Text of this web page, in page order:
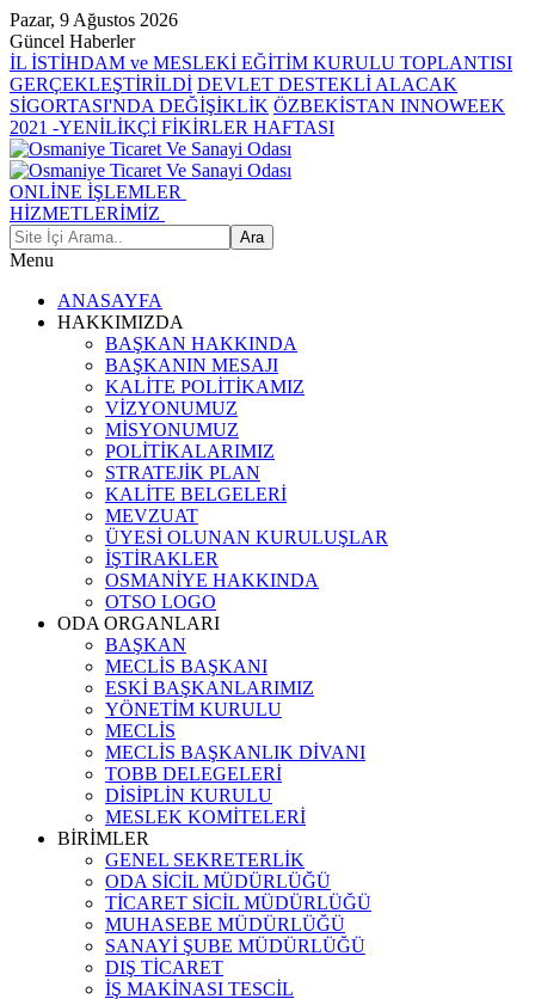
Pazar, 9 Ağustos 2026
Güncel Haberler
İL İSTİHDAM ve MESLEKİ EĞİTİM KURULU TOPLANTISI
GERÇEKLEŞTİRİLDİ DEVLET DESTEKLİ ALACAK
SİGORTASI'NDA DEĞİŞİKLİK ÖZBEKİSTAN INNOWEEK
2021 -YENİLİKÇİ FİKİRLER HAFTASI
ONLİNE İŞLEMLER
HİZMETLERİMİZ
Menu
ANASAYFA
HAKKIMIZDA
BAŞKAN HAKKINDA
BAŞKANIN MESAJI
KALİTE POLİTİKAMIZ
VİZYONUMUZ
MİSYONUMUZ
POLİTİKALARIMIZ
STRATEJİK PLAN
KALİTE BELGELERİ
MEVZUAT
ÜYESİ OLUNAN KURULUŞLAR
İŞTİRAKLER
OSMANİYE HAKKINDA
OTSO LOGO
ODA ORGANLARI
BAŞKAN
MECLİS BAŞKANI
ESKİ BAŞKANLARIMIZ
YÖNETİM KURULU
MECLİS
MECLİS BAŞKANLIK DİVANI
TOBB DELEGELERİ
DİSİPLİN KURULU
MESLEK KOMİTELERİ
BİRİMLER
GENEL SEKRETERLİK
ODA SİCİL MÜDÜRLÜĞÜ
TİCARET SİCİL MÜDÜRLÜĞÜ
MUHASEBE MÜDÜRLÜĞÜ
SANAYİ ŞUBE MÜDÜRLÜĞÜ
DIŞ TİCARET
İŞ MAKİNASI TESCİL